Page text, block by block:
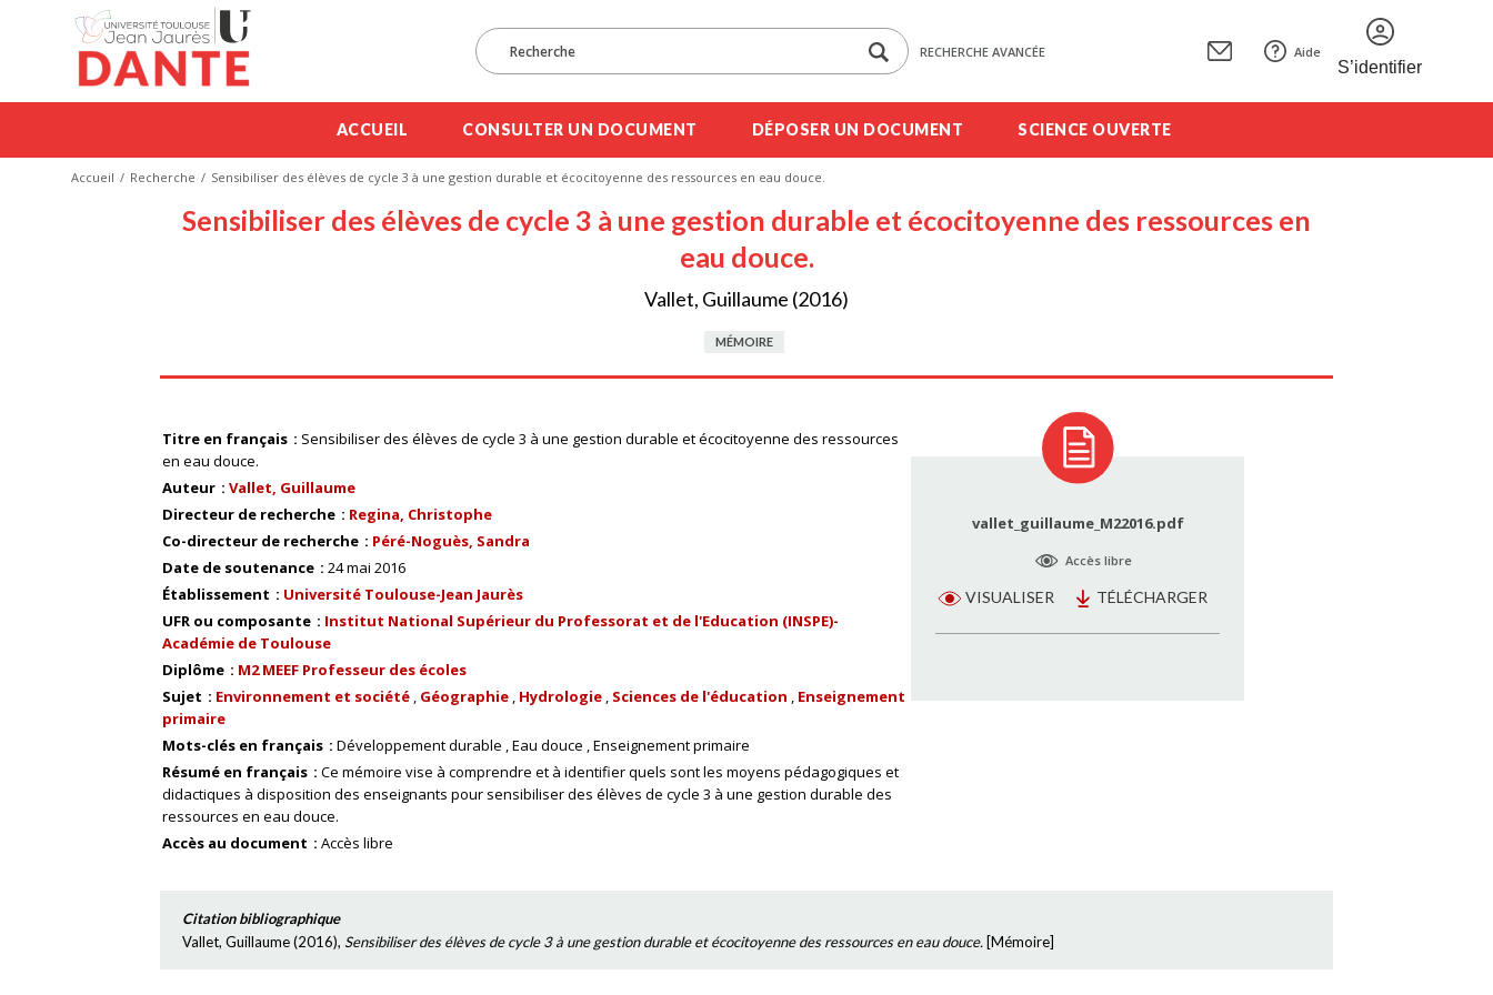
RECHERCHE AVANCÉE Aide
S’identifier
ACCUEIL CONSULTER UN DOCUMENT DÉPOSER UN DOCUMENT SCIENCE OUVERTE
Accueil Recherche Sensibiliser des élèves de cycle 3 à une gestion durable et écocitoyenne des ressources en eau douce.
Sensibiliser des élèves de cycle 3 à une gestion durable et écocitoyenne des ressources en
eau douce.
Vallet, Guillaume (2016)
MÉMOIRE
Titre en français
Sensibiliser des élèves de cycle 3 à une gestion durable et écocitoyenne des ressources
en eau douce.
Auteur
Vallet, Guillaume
Directeur de recherche
Regina, Christophe
Co-directeur de recherche
Péré-Noguès, Sandra
Date de soutenance
24 mai 2016
Établissement
Université Toulouse-Jean Jaurès
UFR ou composante
Institut National Supérieur du Professorat et de l'Education (INSPE)-
Académie de Toulouse
Diplôme
M2 MEEF Professeur des écoles
Sujet
Environnement et société Géographie Hydrologie Sciences de l'éducation
Enseignement
primaire
Mots-clés en français
Développement durable Eau douce Enseignement primaire
Résumé en français
Ce mémoire vise à comprendre et à identifier quels sont les moyens pédagogiques et
didactiques à disposition des enseignants pour sensibiliser des élèves de cycle 3 à une gestion durable des
ressources en eau douce.
Accès au document
Accès libre
vallet_guillaume_M22016.pdf
Accès libre
VISUALISER TÉLÉCHARGER
Citation bibliographique
Vallet, Guillaume(2016), Sensibiliser des élèves de cycle 3 à une gestion durable et écocitoyenne des ressources en eau douce. [Mémoire]